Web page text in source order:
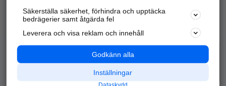
Alla kategorier
Populära sökningar
API & Kartor
Annonsera
Integritet
Nödnummer
Säkerställa säkerhet, förhindra och upptäcka
bedrägerier samt åtgärda fel
Leverera och visa reklam och innehåll
Godkänn alla
Inställningar
Dataskydd